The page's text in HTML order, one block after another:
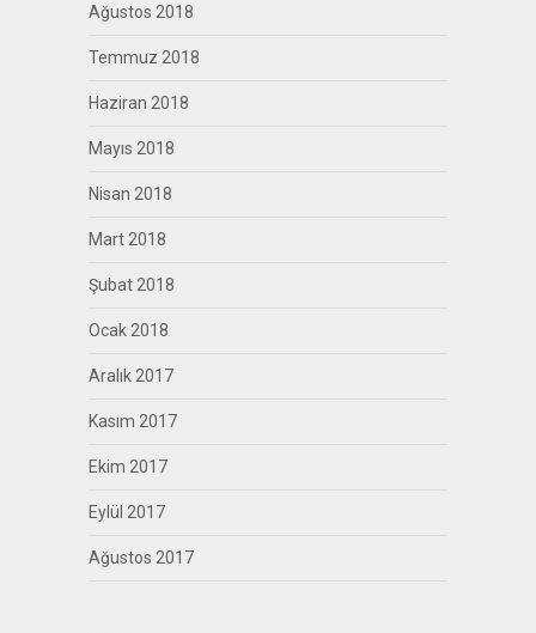
Ağustos 2018
Temmuz 2018
Haziran 2018
Mayıs 2018
Nisan 2018
Mart 2018
Şubat 2018
Ocak 2018
Aralık 2017
Kasım 2017
Ekim 2017
Eylül 2017
Ağustos 2017